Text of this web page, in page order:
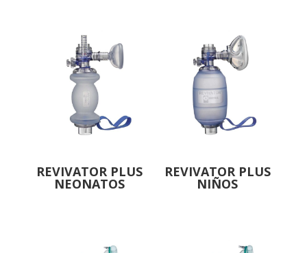
REVIVATOR PLUS
NEONATOS
REVIVATOR PLUS
NIÑOS